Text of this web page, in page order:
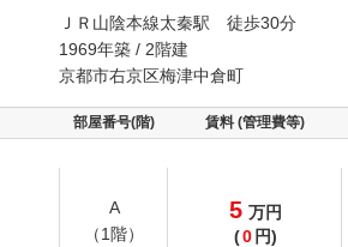
ＪＲ山陰本線太秦駅 徒歩30分
1969年築 / 2階建
京都市右京区梅津中倉町
部屋番号(階) 賃料 (管理費等)
A
（1階）
5 万円
(0 円)